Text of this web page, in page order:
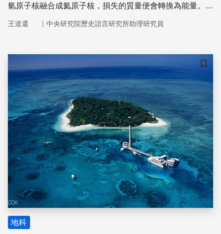
氫原子核融合成氦原子核，損失的質量便會轉換為能量。但
融合發電的難關。現在美國麻省理工學院嘗試使用高溫超導
王道還 ｜ 中央研究院歷史語言研究所助理研究員
儲存
地科